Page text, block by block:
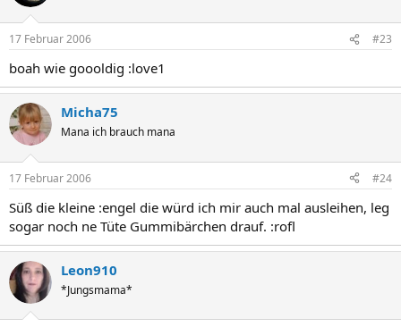
17 Februar 2006 #23
boah wie goooldig :love1
Micha75
Mana ich brauch mana
17 Februar 2006 #24
Süß die kleine :engel die würd ich mir auch mal ausleihen, leg
sogar noch ne Tüte Gummibärchen drauf. :rofl
Leon910
*Jungsmama*